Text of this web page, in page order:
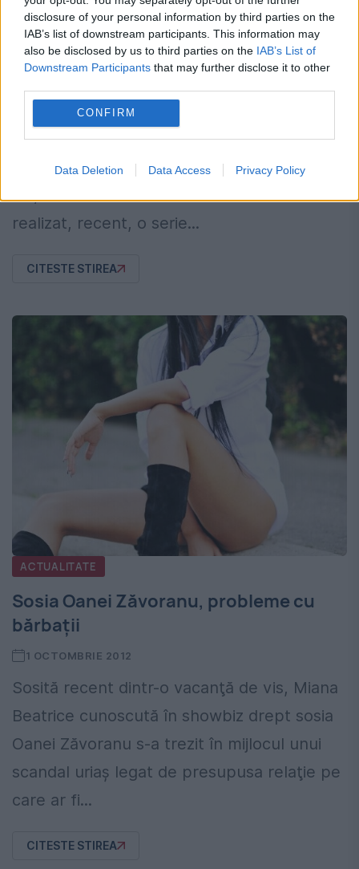
disclosure of your personal information by third parties on the
IAB’s list of downstream participants. This information may
also be disclosed by us to third parties on the IAB’s List of
Downstream Participants that may further disclose it to other
CONFIRM
Data Deletion Data Access Privacy Policy
Victima lui Trancă, o Scufiţă Roşie mai
sexy ca niciodată
Victima medicului Trancă, Andreea Mocanu,
se întoarce cu un pictorialâ€¦ de poveste.
Frumoasa brunetă care, în urmă cu cinci
ani, i-a căzut victimă medicului Tranca a
realizat, recent, o serie...
CITESTE STIREA
ACTUALITATE
Sosia Oanei Zăvoranu, probleme cu
bărbaţii
1 OCTOMBRIE 2012
Sosită recent dintr-o vacanţă de vis, Miana
Beatrice cunoscută în showbiz drept sosia
Oanei Zăvoranu s-a trezit în mijlocul unui
scandal uriaş legat de presupusa relaţie pe
care ar fi...
CITESTE STIREA